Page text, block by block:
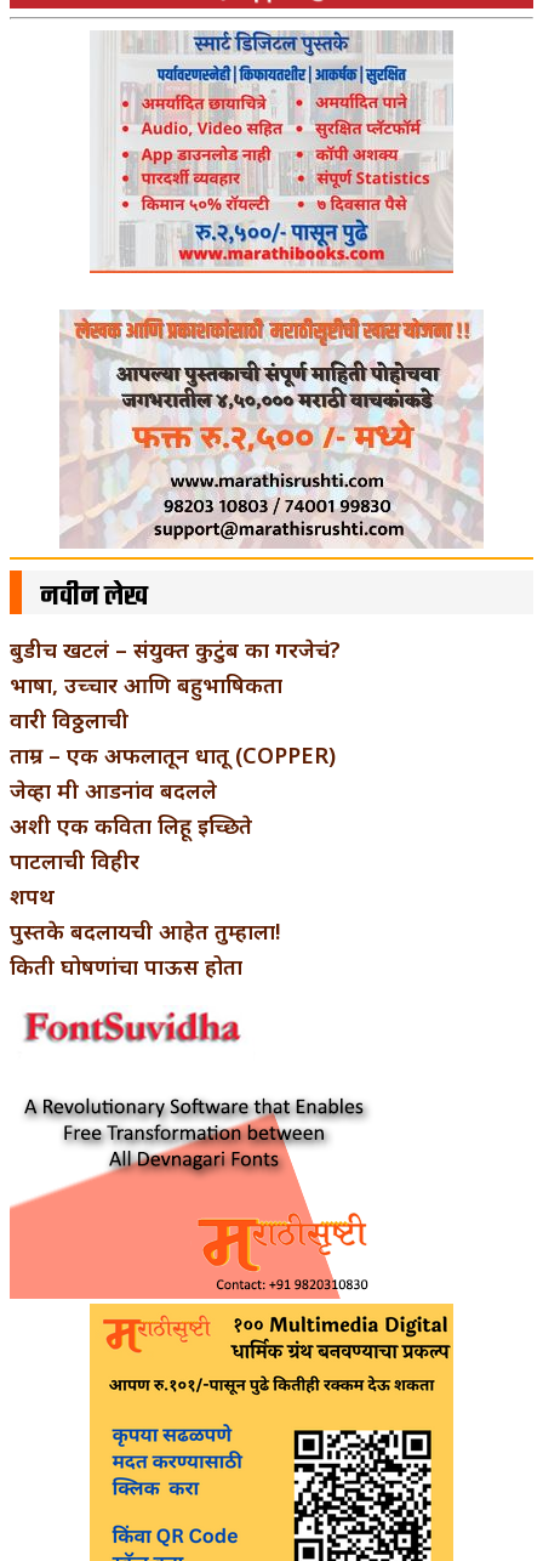
नवीन लेख
बुडीच खटलं – संयुक्त कुटुंब का गरजेचं?
भाषा, उच्चार आणि बहुभाषिकता
वारी विठ्ठलाची
ताम्र – एक अफलातून धातू (COPPER)
जेव्हा मी आडनांव बदलले
अशी एक कविता लिहू इच्छिते
पाटलाची विहीर
शपथ
पुस्तके बदलायची आहेत तुम्हाला!
किती घोषणांचा पाऊस होता